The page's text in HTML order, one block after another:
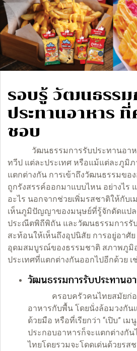
รอบรู้ วัฒนธรรม
ประทานอาหาร
ชอบ
วัฒนธรรมการรับประทานอาหา
ทวีป แต่ละประเทศ หรือแม้แต่ละภูมิ
แตกต่างกัน การเข้าถึงวัฒนธรรมขอ
ถูกรังสรรค์ออกมาแบบไหน อย่างไร
อะไร นอกจากช่วยเพิ่มรสชาติให้กับ
เห็นภูมิปัญญาของมนุษย์ที่รู้จักดัดแปล
ประณีตพิถีพิถัน และวัฒนธรรมการรั
สะท้อนให้เห็นถึงอุปนิสัย การอยู่อาศั
อุดมสมบูรณ์ของธรรมชาติ สภาพภูมิ
ประเทศที่แตกต่างกันออกไปอีกด้วย เ
วัฒนธรรมการรับประทานอ
ครอบครัวคนไทยสมัยก่อน
อาหารกับพื้น โดยนั่งล้อมวงกัน
ด้วยมือ หรือที่เรียกว่า “เปิบ” เ
ประกอบอาหารก็จะแตกต่างกั
ไทยโดยรวมจะโดดเด่นด้วยรส